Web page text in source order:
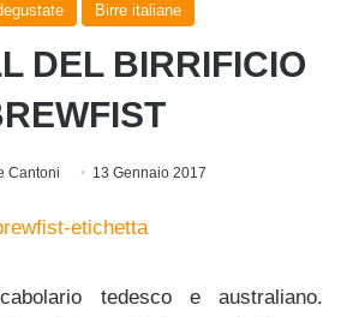
Birre italiane
DEL BIRRIFICIO
Cantoni 13 Gennaio 2017
tedesco e australiano.